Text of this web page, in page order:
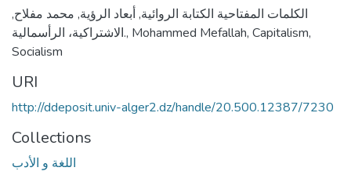
الكلمات المفتاحية الكتابة الروائية, أبعاد الرؤية, محمد مفلاح,
الاشتراكية، الرأسمالية., Mohammed Mefallah, Capitalism,
Socialism
URI
http://ddeposit.univ-alger2.dz/handle/20.500.12387/7230
Collections
اللغة و الأدب